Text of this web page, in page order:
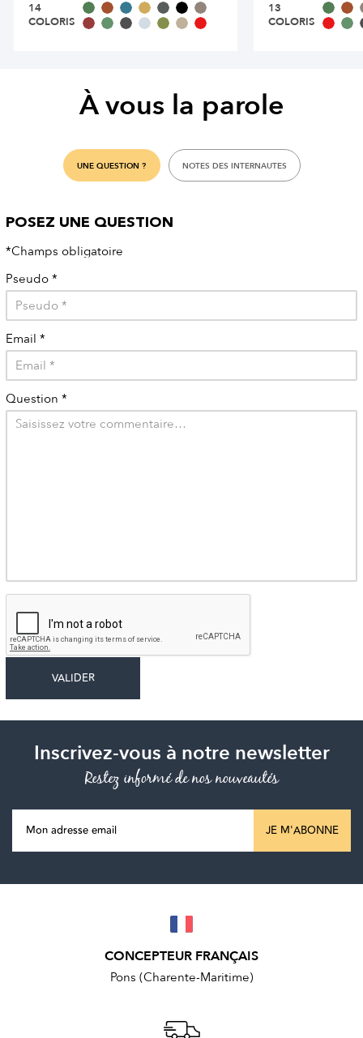
14
COLORIS
13
COLORIS
À vous la parole
UNE QUESTION ? NOTES DES INTERNAUTES
POSEZ UNE QUESTION
*Champs obligatoire
Pseudo *
Email *
Question *
Inscrivez-vous à notre newsletter
Restez informé de nos nouveautés
JE M'ABONNE
CONCEPTEUR FRANÇAIS
Pons (Charente-Maritime)